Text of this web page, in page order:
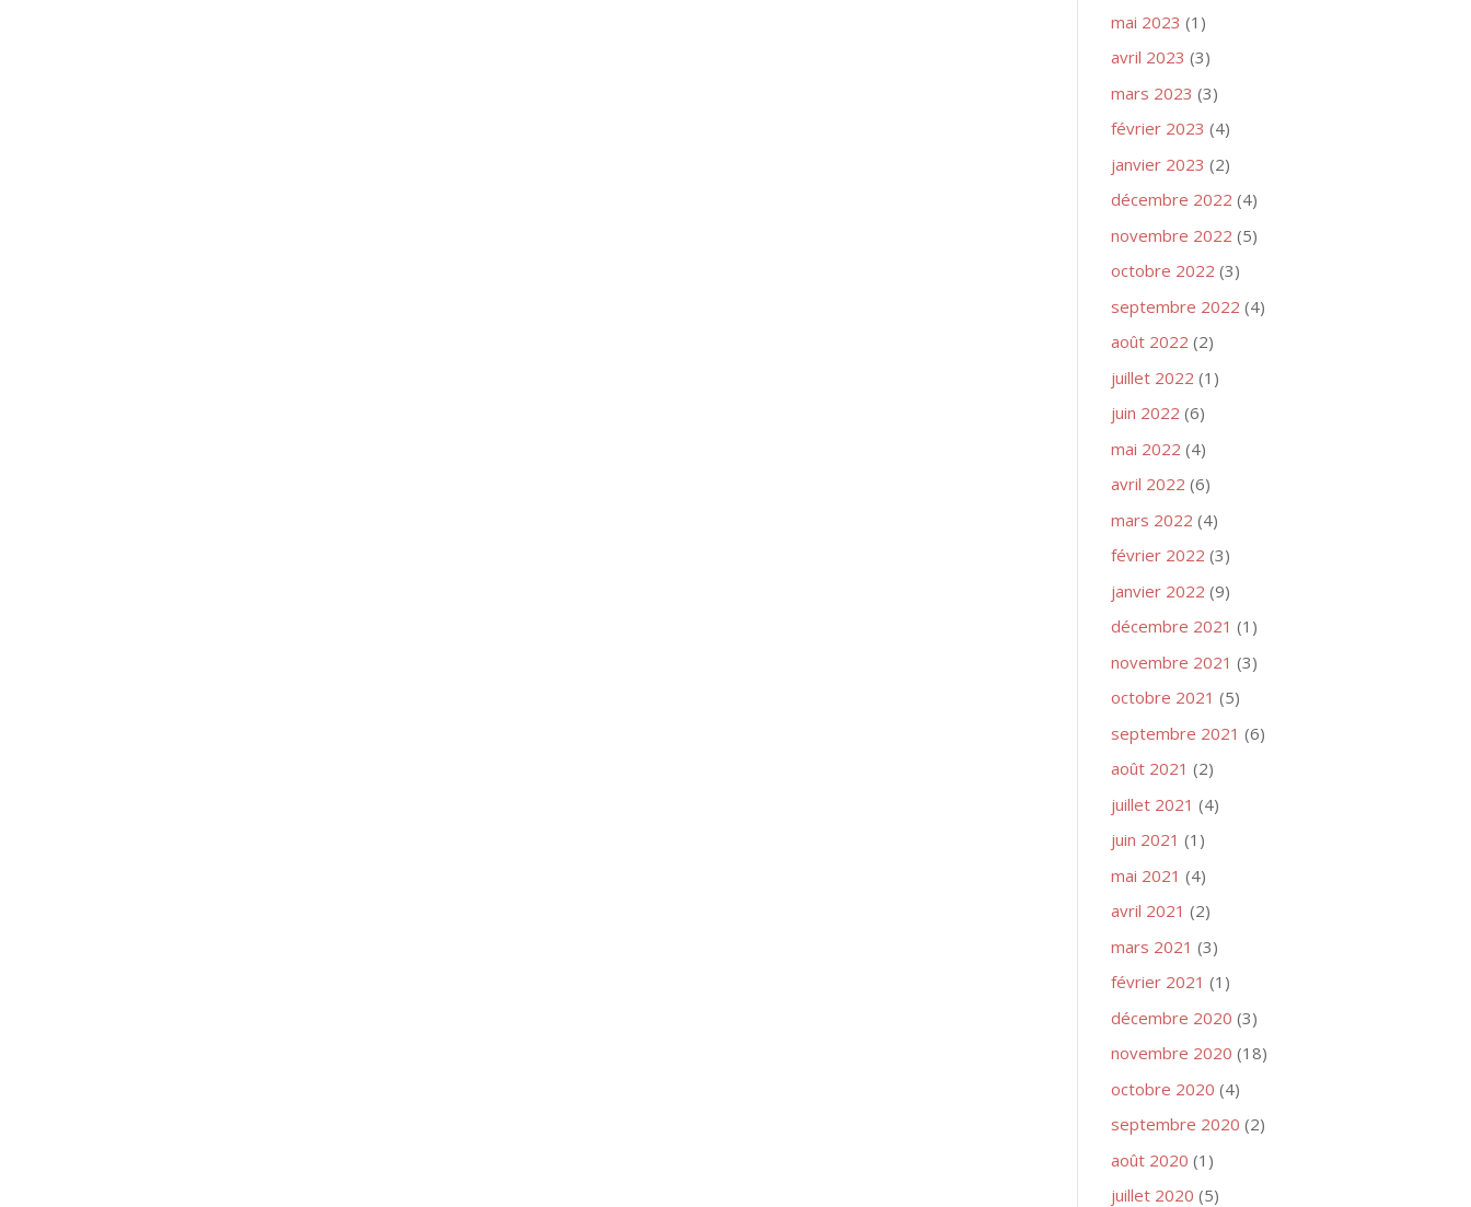
mai 2023 (1)
avril 2023 (3)
mars 2023 (3)
février 2023 (4)
janvier 2023 (2)
décembre 2022 (4)
novembre 2022 (5)
octobre 2022 (3)
septembre 2022 (4)
août 2022 (2)
juillet 2022 (1)
juin 2022 (6)
mai 2022 (4)
avril 2022 (6)
mars 2022 (4)
février 2022 (3)
janvier 2022 (9)
décembre 2021 (1)
novembre 2021 (3)
octobre 2021 (5)
septembre 2021 (6)
août 2021 (2)
juillet 2021 (4)
juin 2021 (1)
mai 2021 (4)
avril 2021 (2)
mars 2021 (3)
février 2021 (1)
décembre 2020 (3)
novembre 2020 (18)
octobre 2020 (4)
septembre 2020 (2)
août 2020 (1)
juillet 2020 (5)